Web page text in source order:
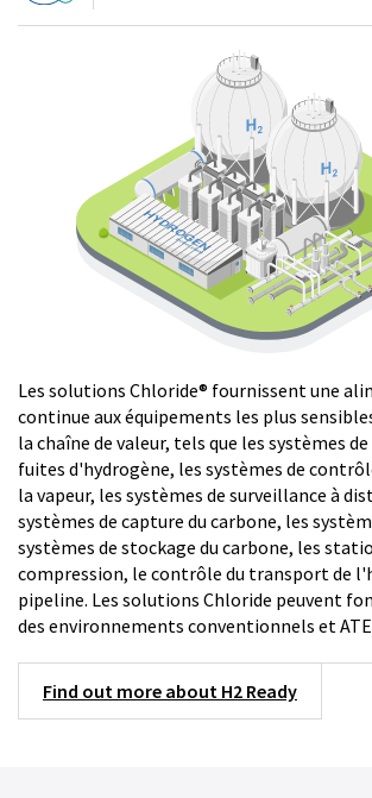
Les solutions Chloride® fournissent une
continue aux équipements les plus
la chaîne de valeur, tels que les systèmes
fuites d'hydrogène, les systèmes de
la vapeur, les systèmes de surveillance à
systèmes de capture du carbone, les
systèmes de stockage du carbone, les
compression, le contrôle du transport de
pipeline. Les solutions Chloride peuvent
des environnements conventionnels et
Find out more about H2 Ready